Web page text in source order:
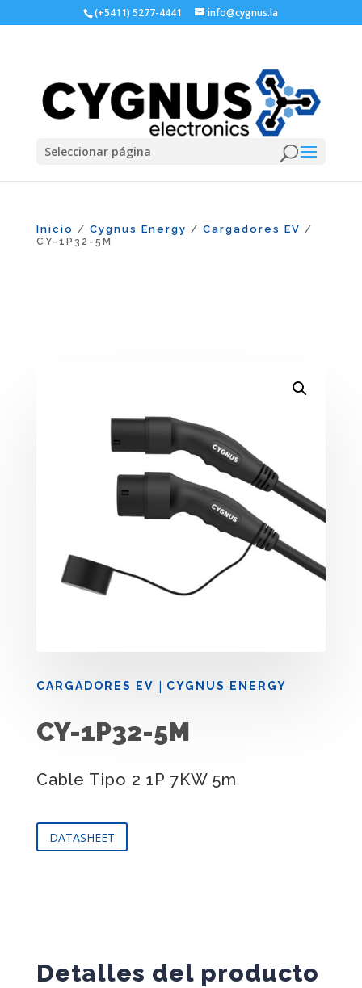
(+5411) 5277-4441 info@cygnus.la
Seleccionar página
Inicio / Cygnus Energy / Cargadores EV /
CY-1P32-5M
CARGADORES EV | CYGNUS ENERGY
CY-1P32-5M
Cable Tipo 2 1P 7KW 5m
DATASHEET
Detalles del producto